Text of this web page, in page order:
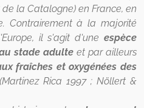
la Catalogne) en France, en
Contrairement à la majorité
il s'agit d'une espèce
stade adulteet par ailleurs
fraîches et oxygénées des
(Martinez Rica 1997 ; Nöllert &